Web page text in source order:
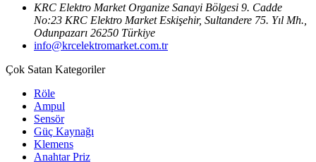
KRC Elektro Market Organize Sanayi Bölgesi 9. Cadde
No:23 KRC Elektro Market Eskişehir, Sultandere 75. Yıl Mh.,
Odunpazarı 26250 Türkiye
info@krcelektromarket.com.tr
Çok Satan Kategoriler
Röle
Ampul
Sensör
Güç Kaynağı
Klemens
Anahtar Priz